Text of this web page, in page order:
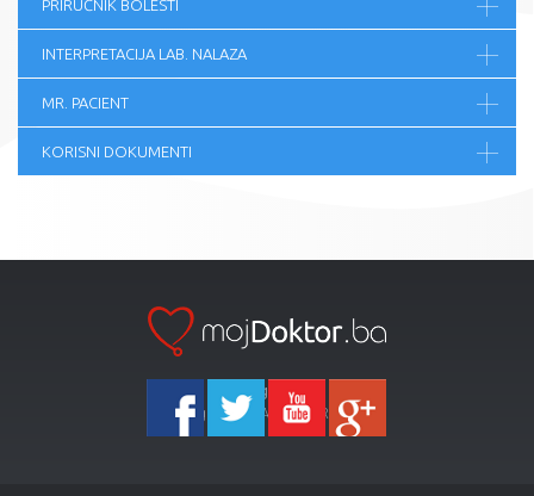
PRIRUČNIK BOLESTI
INTERPRETACIJA LAB. NALAZA
MR. PACIENT
KORISNI DOKUMENTI
Ka-Agencija
Copyright 2026 All Right Reserved